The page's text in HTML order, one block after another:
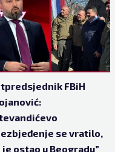
FBiH
se vratilo,
je ostao u Beogradu”